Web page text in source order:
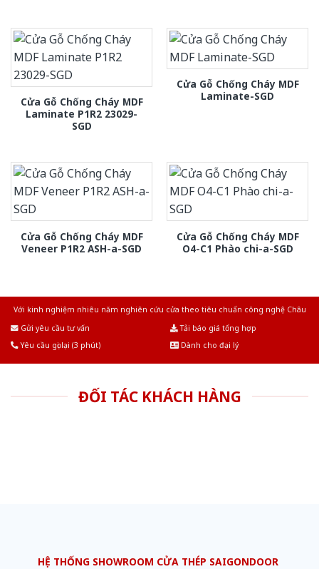
Cửa Gỗ Chống Cháy MDF
Laminate P1R2 23029-
SGD
Cửa Gỗ Chống Cháy MDF
Laminate-SGD
Cửa Gỗ Chống Cháy MDF
Veneer P1R2 ASH-a-SGD
Cửa Gỗ Chống Cháy MDF
O4-C1 Phào chi-a-SGD
Với kinh nghiệm nhiêu năm nghiên cứu cửa theo tiêu chuẩn công nghệ Châu
Gửi yêu cầu tư vấn
Tải báo giá tổng hợp
Yêu cầu gọi lại (3 phút)
Dành cho đại lý
ĐỐI TÁC KHÁCH HÀNG
HỆ THỐNG SHOWROOM CỬA THÉP SAIGONDOOR